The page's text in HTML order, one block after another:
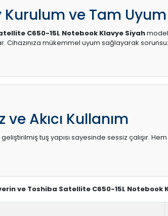
Kurulum ve Tam Uyum
C650-15L Notebook Klavye Siyah
Cihazınıza mükemmel uyum sağlayarak
ve Akıcı Kullanım
tuş yapısı sayesinde sessiz çalışır.
ve Toshiba Satellite C650-15L